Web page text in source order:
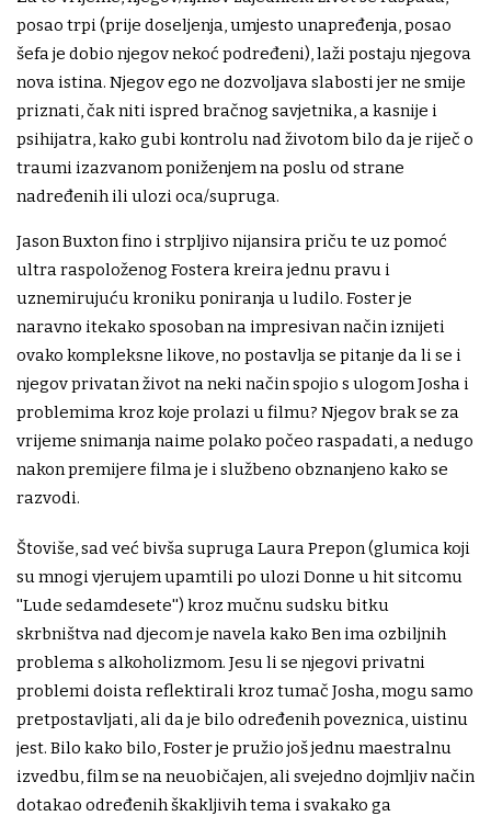
posao trpi (prije doseljenja, umjesto unapređenja, posao
šefa je dobio njegov nekoć podređeni), laži postaju njegova
nova istina. Njegov ego ne dozvoljava slabosti jer ne smije
priznati, čak niti ispred bračnog savjetnika, a kasnije i
psihijatra, kako gubi kontrolu nad životom bilo da je riječ o
traumi izazvanom poniženjem na poslu od strane
nadređenih ili ulozi oca/supruga.
Jason Buxton fino i strpljivo nijansira priču te uz pomoć
ultra raspoloženog Fostera kreira jednu pravu i
uznemirujuću kroniku poniranja u ludilo. Foster je
naravno itekako sposoban na impresivan način iznijeti
ovako kompleksne likove, no postavlja se pitanje da li se i
njegov privatan život na neki način spojio s ulogom Josha i
problemima kroz koje prolazi u filmu? Njegov brak se za
vrijeme snimanja naime polako počeo raspadati, a nedugo
nakon premijere filma je i službeno obznanjeno kako se
razvodi.
Štoviše, sad već bivša supruga Laura Prepon (glumica koji
su mnogi vjerujem upamtili po ulozi Donne u hit sitcomu
''Lude sedamdesete'') kroz mučnu sudsku bitku
skrbništva nad djecom je navela kako Ben ima ozbiljnih
problema s alkoholizmom. Jesu li se njegovi privatni
problemi doista reflektirali kroz tumač Josha, mogu samo
pretpostavljati, ali da je bilo određenih poveznica, uistinu
jest. Bilo kako bilo, Foster je pružio još jednu maestralnu
izvedbu, film se na neuobičajen, ali svejedno dojmljiv način
dotakao određenih škakljivih tema i svakako ga